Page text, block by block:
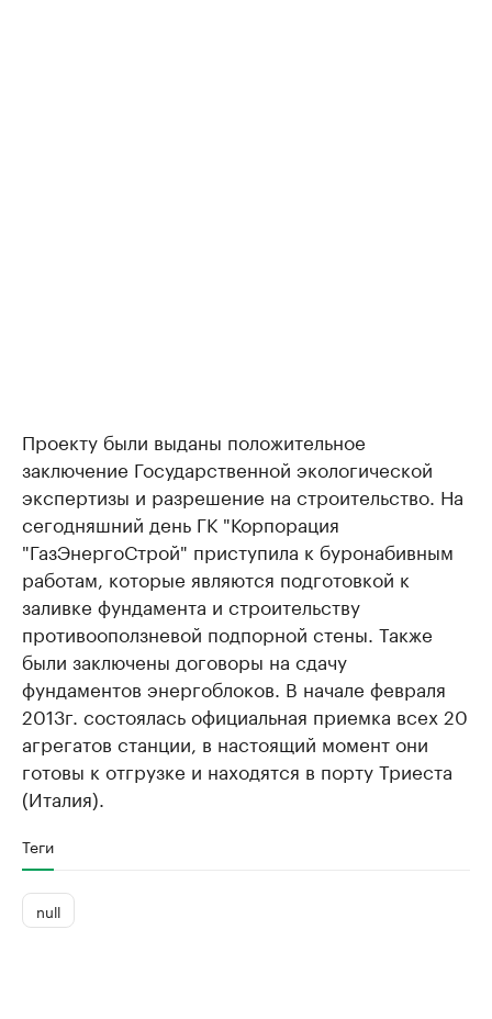
Проекту были выданы положительное
заключение Государственной экологической
экспертизы и разрешение на строительство. На
сегодняшний день ГК "Корпорация
"ГазЭнергоСтрой" приступила к буронабивным
работам, которые являются подготовкой к
заливке фундамента и строительству
противооползневой подпорной стены. Также
были заключены договоры на сдачу
фундаментов энергоблоков. В начале февраля
2013г. состоялась официальная приемка всех 20
агрегатов станции, в настоящий момент они
готовы к отгрузке и находятся в порту Триеста
(Италия).
Теги
null